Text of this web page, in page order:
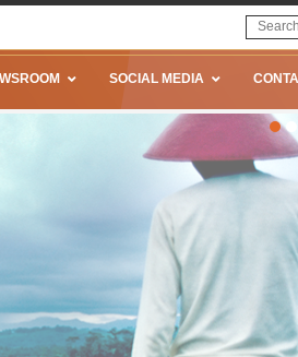
SOCIAL MEDIA